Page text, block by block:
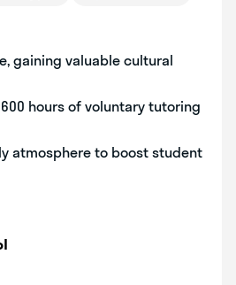
gaining valuable cultural
hours of voluntary tutoring
atmosphere to boost student